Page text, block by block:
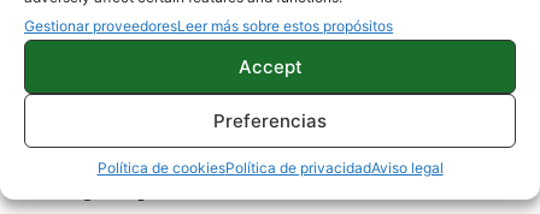
Gestionar proveedoresLeer más sobre estos propósitos
Accept
Preferencias
Política de cookiesPolítica de privacidadAviso legal
Precio y disponibilidad del
Sony Xperia 5